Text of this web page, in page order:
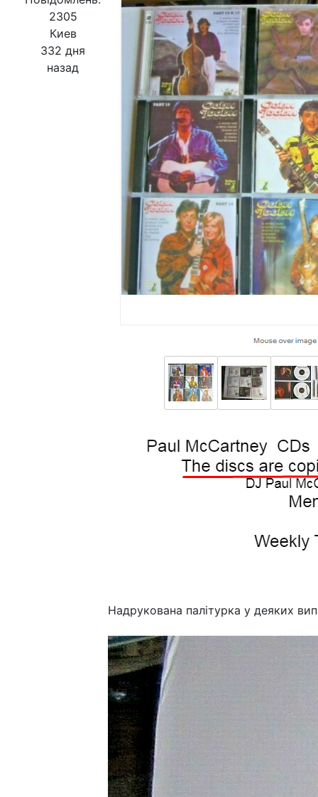
2305
Киев
332 дня
назад
Надрукована палітурка у деяких